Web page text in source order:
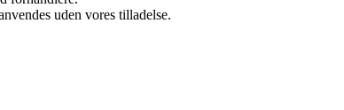
uden vores tilladelse.